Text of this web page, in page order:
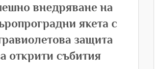
внедряване на
якета с
защита
открити събития